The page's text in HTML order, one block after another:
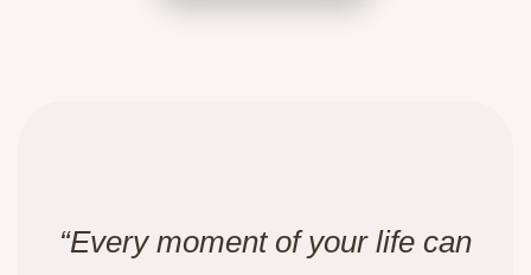
“Every moment of your life can